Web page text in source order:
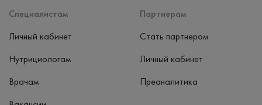
Специалистам
Личный кабинет
Нутрициологам
Врачам
Партнерам
Стать партнером
Личный кабинет
Преаналитика